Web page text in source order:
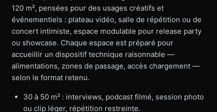
120 m², pensées pour des usages créatifs et
événementiels : plateau vidéo, salle de répétition ou de
concert intimiste, espace modulable pour release party
ou showcase. Chaque espace est préparé pour
accueillir un dispositif technique raisonnable —
alimentations, zones de passage, accès chargement —
selon le format retenu.
30 à 50 m² : interviews, podcast filmé, session photo
ou clip léger, répétition restreinte.